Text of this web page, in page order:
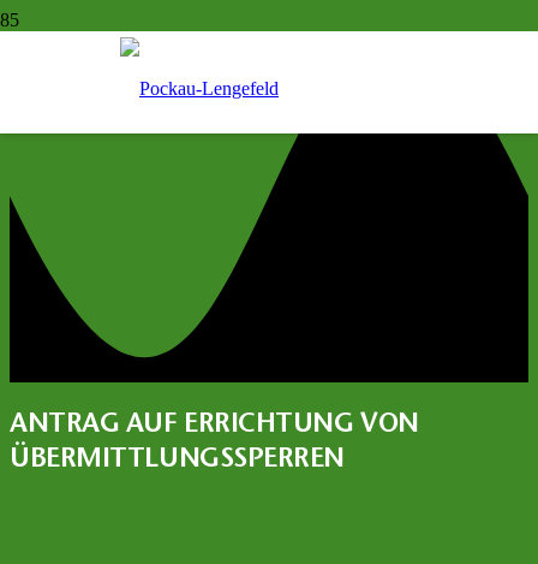
ANTRAG AUF ERRICHTUNG VON
ÜBERMITTLUNGSSPERREN